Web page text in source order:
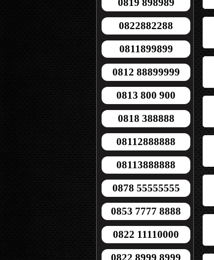
0819 898989
0822882288
0811899899
0812 88899999
0813 800 900
0818 388888
08112888888
08113888888
0878 55555555
0853 7777 8888
0822 11110000